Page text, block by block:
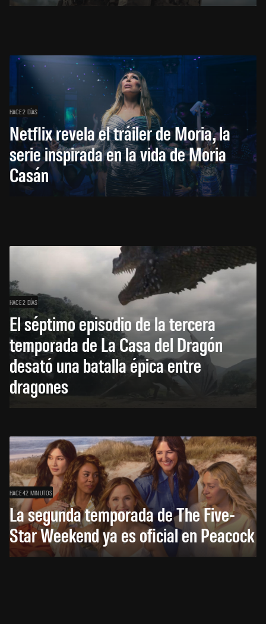
HACE 2 DÍAS
Netflix revela el tráiler de Moria, la
serie inspirada en la vida de Moria
Casán
HACE 2 DÍAS
El séptimo episodio de la tercera
temporada de La Casa del Dragón
desató una batalla épica entre
dragones
HACE 42 MINUTOS
La segunda temporada de The Five-
Star Weekend ya es oficial en Peacock